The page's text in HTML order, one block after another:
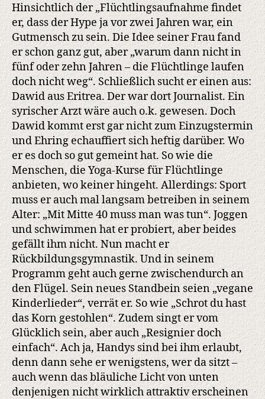
Hinsichtlich der „Flüchtlingsaufnahme findet
er, dass der Hype ja vor zwei Jahren war, ein
Gutmensch zu sein. Die Idee seiner Frau fand
er schon ganz gut, aber „warum dann nicht in
fünf oder zehn Jahren – die Flüchtlinge laufen
doch nicht weg“. Schließlich sucht er einen aus:
Dawid aus Eritrea. Der war dort Journalist. Ein
syrischer Arzt wäre auch o.k. gewesen. Doch
Dawid kommt erst gar nicht zum Einzugstermin
und Ehring echauffiert sich heftig darüber. Wo
er es doch so gut gemeint hat. So wie die
Menschen, die Yoga-Kurse für Flüchtlinge
anbieten, wo keiner hingeht. Allerdings: Sport
muss er auch mal langsam betreiben in seinem
Alter: „Mit Mitte 40 muss man was tun“. Joggen
und schwimmen hat er probiert, aber beides
gefällt ihm nicht. Nun macht er
Rückbildungsgymnastik. Und in seinem
Programm geht auch gerne zwischendurch an
den Flügel. Sein neues Standbein seien „vegane
Kinderlieder“, verrät er. So wie „Schrot du hast
das Korn gestohlen“. Zudem singt er vom
Glücklich sein, aber auch „Resignier doch
einfach“. Ach ja, Handys sind bei ihm erlaubt,
denn dann sehe er wenigstens, wer da sitzt –
auch wenn das bläuliche Licht von unten
denjenigen nicht wirklich attraktiv erscheinen